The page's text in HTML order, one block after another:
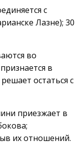
с
Лазне); 30
во
в
остаться с
приезжает в
их отношений.